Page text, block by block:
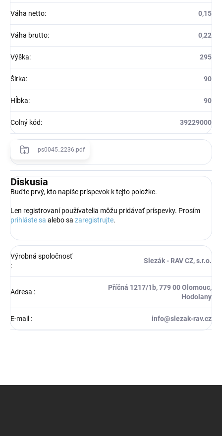
Váha netto: 0,15
Váha brutto: 0,22
Výška: 295
Šírka: 90
Hĺbka: 90
Colný kód: 39229000
ps0045_2236.pdf
Diskusia
Buďte prvý, kto napíše príspevok k tejto položke.
Len registrovaní používatelia môžu pridávať príspevky. Prosím
prihláste sa alebo sa zaregistrujte.
Výrobná spoločnosť
:
Slezák - RAV CZ, s.r.o.
Adresa :
Příčná 1217/1b, 779 00 Olomouc,
Hodolany
E-mail : info@slezak-rav.cz